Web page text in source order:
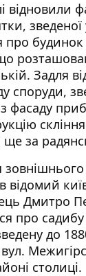
відновили
зведеної
про
Задля
споруди,
з фасаду
за
відомий
Дмитро
про
до
столиці.